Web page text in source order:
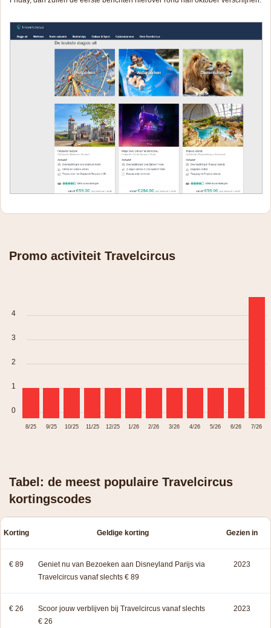
Promo activiteit Travelcircus
4
3
2
1
0
8/25 9/25 10/25 11/25 12/25 1/26 2/26 3/26 4/26 5/26 6/26 7/26
Tabel: de meest populaire Travelcircus
kortingscodes
Korting Geldige korting Gezien in
€ 89
Geniet nu van Bezoeken aan Disneyland Parijs via
Travelcircus vanaf slechts € 89
2023
€ 26
Scoor jouw verblijven bij Travelcircus vanaf slechts
€ 26
2023